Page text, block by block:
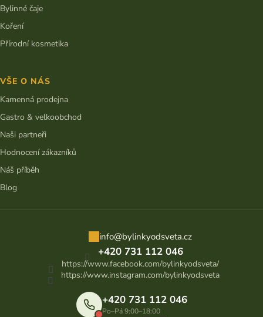
info@bylinkyodsveta.cz
+420 731 112 046
https://www.facebook.com/bylinkyodsveta/
https://www.instagram.com/bylinkyodsveta
+420 731 112 046
Po–Pá 9:00–18:00
Bylinné čaje
Koření
Přírodní kosmetika
VŠE O NÁS
Kamenná prodejna
Gastro & velkoobchod
Naši partneři
Hodnocení zákazníků
Náš příběh
Blog